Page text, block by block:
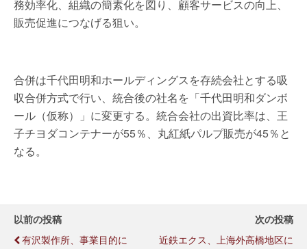
務効率化、組織の簡素化を図り、顧客サービスの向上、
販売促進につなげる狙い。
合併は千代田明和ホールディングスを存続会社とする吸
収合併方式で行い、統合後の社名を「千代田明和ダンボ
ール（仮称）」に変更する。統合会社の出資比率は、王
子チヨダコンテナーが55％、丸紅紙パルプ販売が45％と
なる。
以前の投稿
有沢製作所、事業目的に
次の投稿
近鉄エクス、上海外高橋地区に